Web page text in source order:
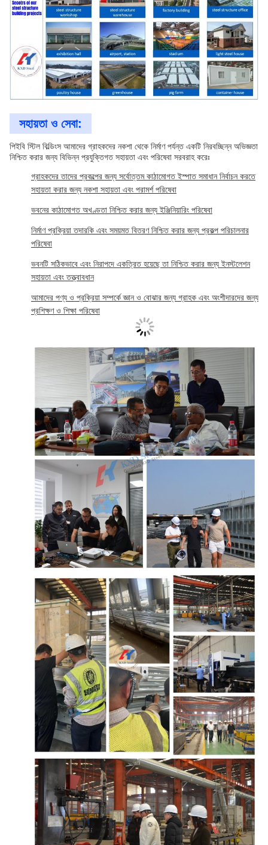
সহায়তা ও সেবা:
পিইবি স্টিল বিল্ডিংস আমাদের গ্রাহকদের নকশা থেকে নির্মাণ পর্যন্ত একটি নিরবচ্ছিন্ন অভিজ্ঞতা
নিশ্চিত করার জন্য বিভিন্ন প্রযুক্তিগত সহায়তা এবং পরিষেবা সরবরাহ করেঃ
গ্রাহকদের তাদের প্রকল্পের জন্য সর্বোত্তম কাঠামোগত ইস্পাত সমাধান নির্বাচন করতে
সহায়তা করার জন্য নকশা সহায়তা এবং পরামর্শ পরিষেবা
ভবনের কাঠামোগত অখণ্ডতা নিশ্চিত করার জন্য ইঞ্জিনিয়ারিং পরিষেবা
নির্মাণ প্রক্রিয়া তদারকি এবং সময়মত বিতরণ নিশ্চিত করার জন্য প্রকল্প পরিচালনার
পরিষেবা
ভবনটি সঠিকভাবে এবং নিরাপদে একত্রিত হয়েছে তা নিশ্চিত করার জন্য ইনস্টলেশন
সহায়তা এবং তত্ত্বাবধান
আমাদের পণ্য ও প্রক্রিয়া সম্পর্কে জ্ঞান ও বোঝার জন্য গ্রাহক এবং অংশীদারদের জন্য
প্রশিক্ষণ ও শিক্ষা পরিষেবা